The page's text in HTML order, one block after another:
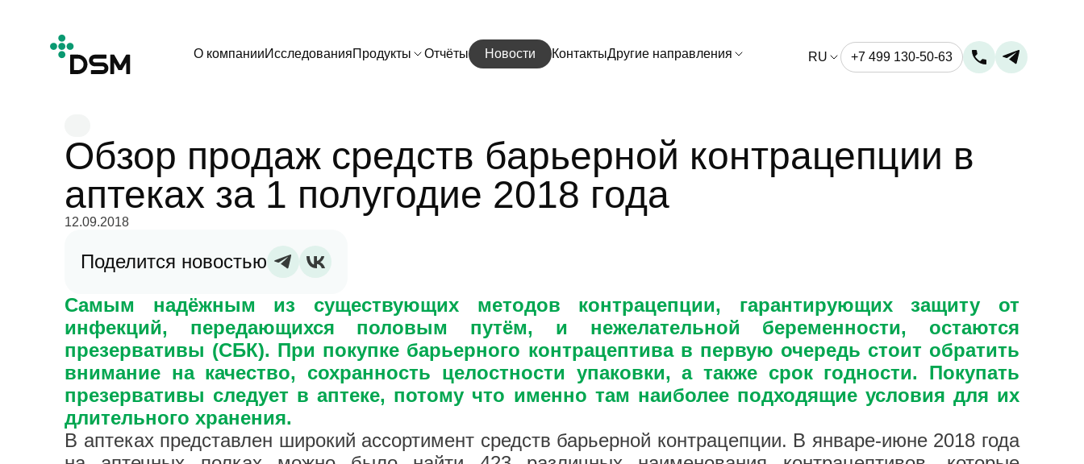
О компанииИсследованияПродукты Отчёты Новости КонтактыДругие направления RU +7 499 130-50-63
Обзор продаж средств барьерной контрацепции в
аптеках за 1 полугодие 2018 года
12.09.2018
Поделится новостью
Самым надёжным из существующих методов контрацепции, гарантирующих защиту от
инфекций, передающихся половым путём, и нежелательной беременности, остаются
презервативы (СБК). При покупке барьерного контрацептива в первую очередь стоит обратить
внимание на качество, сохранность целостности упаковки, а также срок годности. Покупать
презервативы следует в аптеке, потому что именно там наиболее подходящие условия для их
длительного хранения.
В аптеках представлен широкий ассортимент средств барьерной контрацепции. В январе-июне 2018 года